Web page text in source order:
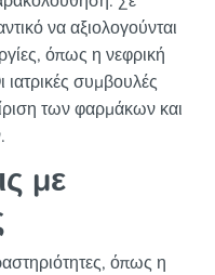
να αξιολογούνται
όπως η νεφρική
ιατρικές συμβουλές
των φαρμάκων και
με
όπως η